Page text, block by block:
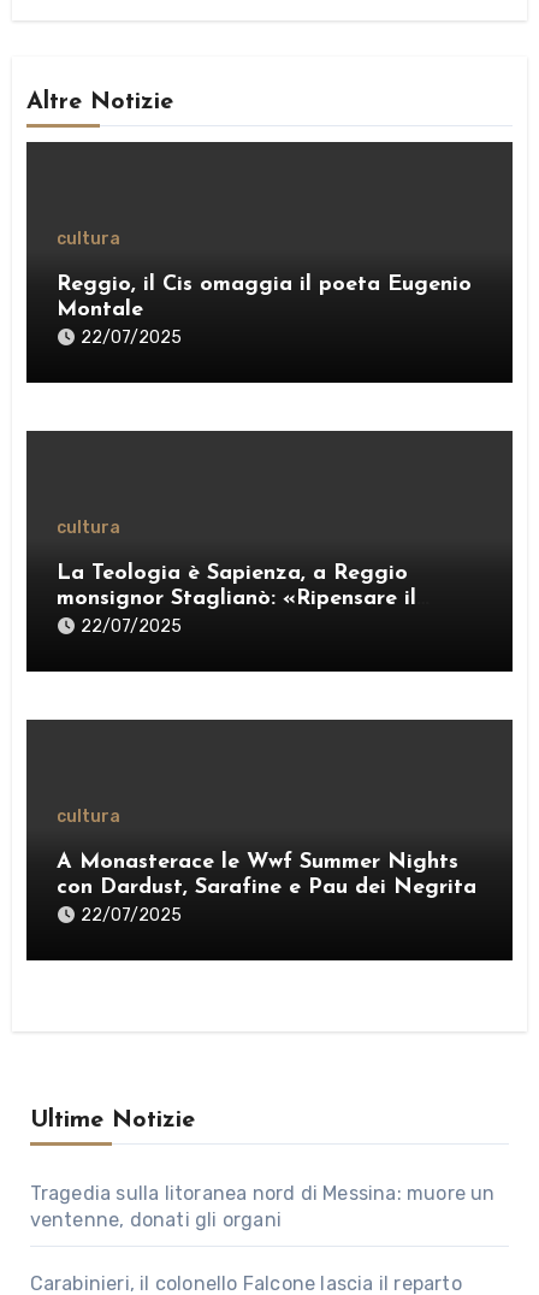
Altre Notizie
cultura
Reggio, il Cis omaggia il poeta Eugenio
Montale
22/07/2025
cultura
La Teologia è Sapienza, a Reggio
monsignor Staglianò: «Ripensare il
pensiero per esercitare una “ragione
22/07/2025
cultura
A Monasterace le Wwf Summer Nights
con Dardust, Sarafine e Pau dei Negrita
22/07/2025
Ultime Notizie
Tragedia sulla litoranea nord di Messina: muore un
ventenne, donati gli organi
Carabinieri, il colonello Falcone lascia il reparto